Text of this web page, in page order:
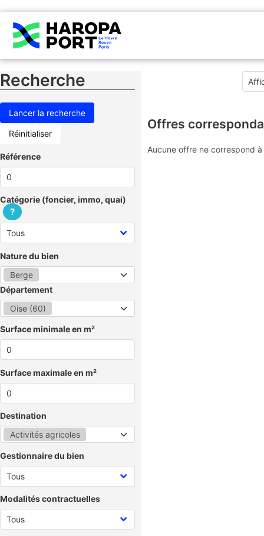
Recherche
Réinitialiser
Référence
Catégorie (foncier, immo, quai)
?
Nature du bien
Berge
Département
Oise (60)
Surface minimale en m²
Surface maximale en m²
Destination
Activités agricoles
Gestionnaire du bien
Modalités contractuelles
Offres
Aucune offre ne correspond